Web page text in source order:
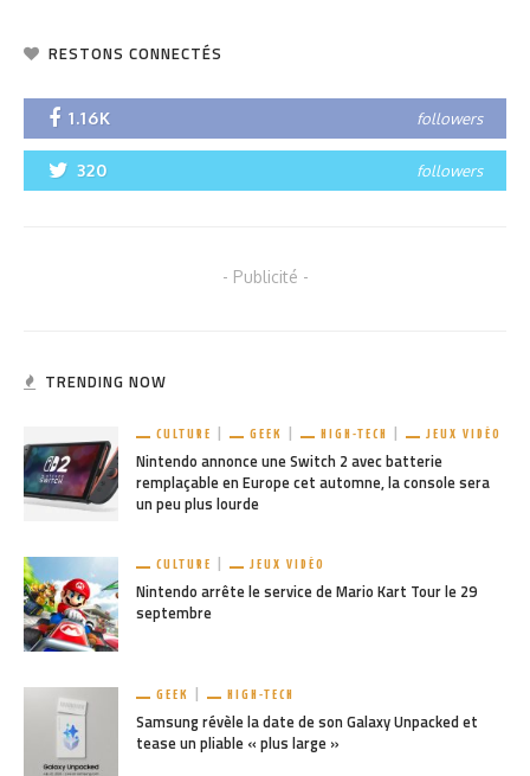
RESTONS CONNECTÉS
1.16K followers
320 followers
- Publicité -
TRENDING NOW
CULTURE GEEK HIGH-TECH JEUX VIDÉO
Nintendo annonce une Switch 2 avec batterie
remplaçable en Europe cet automne, la console sera
un peu plus lourde
CULTURE JEUX VIDÉO
Nintendo arrête le service de Mario Kart Tour le 29
septembre
GEEK HIGH-TECH
Samsung révèle la date de son Galaxy Unpacked et
tease un pliable « plus large »